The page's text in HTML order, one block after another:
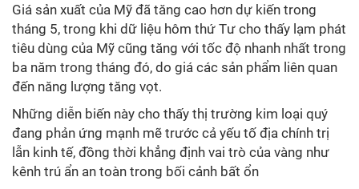
Giá sản xuất của Mỹ đã tăng cao hơn dự kiến ​​trong
tháng 5, trong khi dữ liệu hôm thứ Tư cho thấy lạm phát
tiêu dùng của Mỹ cũng tăng với tốc độ nhanh nhất trong
ba năm trong tháng đó, do giá các sản phẩm liên quan
đến năng lượng tăng vọt.
Những diễn biến này cho thấy thị trường kim loại quý
đang phản ứng mạnh mẽ trước cả yếu tố địa chính trị
lẫn kinh tế, đồng thời khẳng định vai trò của vàng như
kênh trú ẩn an toàn trong bối cảnh bất ổn